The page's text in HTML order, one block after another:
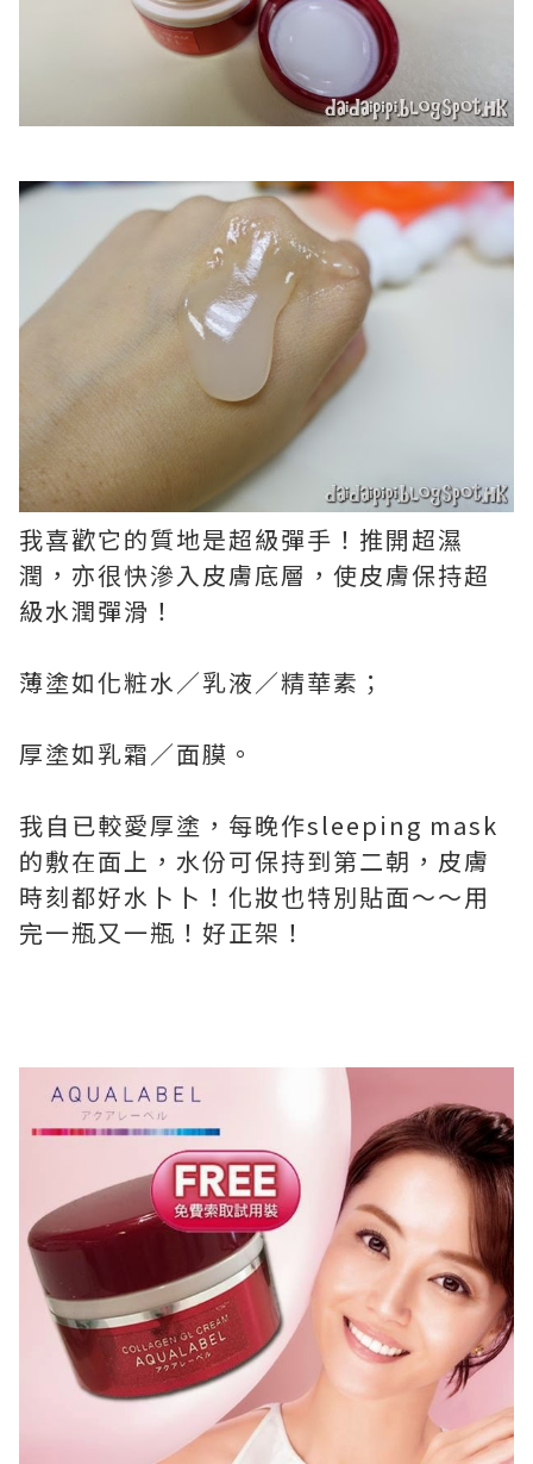
我喜歡它的質地是超級彈手！推開超濕
潤，亦很快滲入皮膚底層，使皮膚保持超
級水潤彈滑！
薄塗如化粧水／乳液／精華素；
厚塗如乳霜／面膜。
我自已較愛厚塗，每晚作sleeping mask
的敷在面上，水份可保持到第二朝，皮膚
時刻都好水卜卜！化妝也特別貼面～～用
完一瓶又一瓶！好正架！